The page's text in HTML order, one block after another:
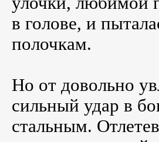
в голове, и
полочкам.
Но от довольно
сильный удар в
стальным.